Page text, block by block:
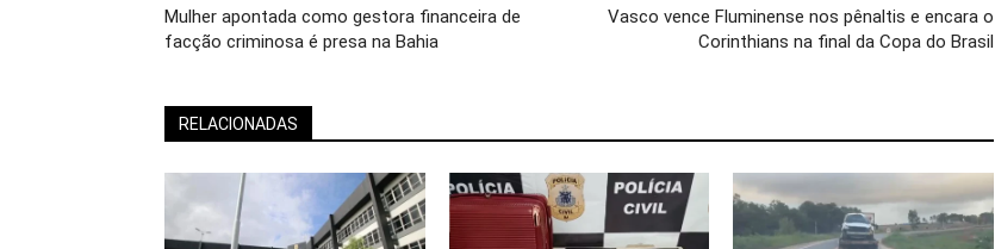
Mulher apontada como gestora financeira de
facção criminosa é presa na Bahia
Vasco vence Fluminense nos pênaltis e encara o
Corinthians na final da Copa do Brasil
RELACIONADAS